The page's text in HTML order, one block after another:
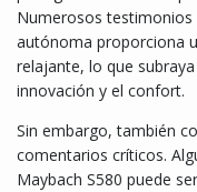
Numerosos testimonios
autónoma proporciona
relajante, lo que
innovación y el confort.
Sin embargo, también
comentarios críticos.
Maybach S580 puede